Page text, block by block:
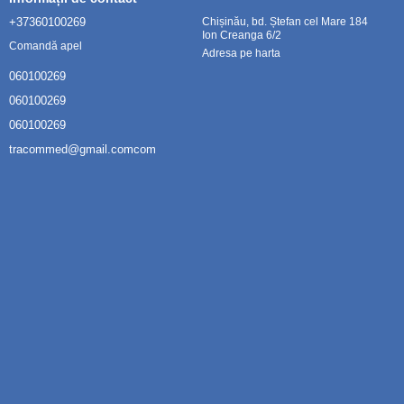
+37360100269
Comandă apel
060100269
060100269
060100269
tracommed@gmail.comcom
Chișinău, bd. Ștefan cel Mare 184
Ion Creanga 6/2
Adresa pe harta